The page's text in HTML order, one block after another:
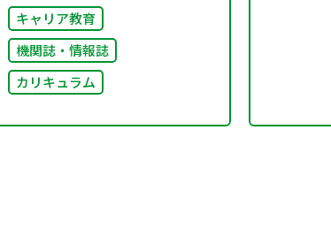
キャリア教育
機関誌・情報誌
カリキュラム